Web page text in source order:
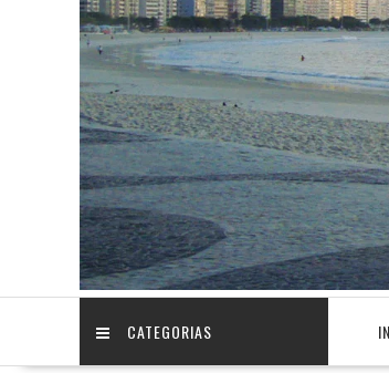
CATEGORIAS